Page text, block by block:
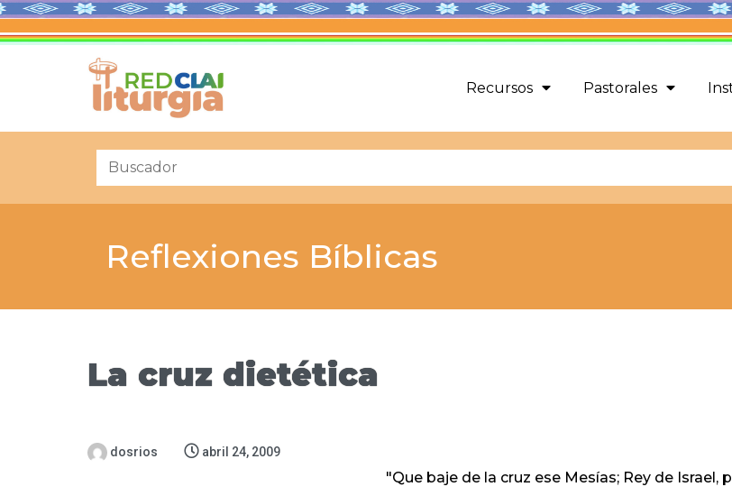
Recursos Pastorales
Reflexiones Bíblicas
La cruz dietética
dosrios abril 24, 2009
"Que baje de la cruz ese Mesías; Rey de Israel,